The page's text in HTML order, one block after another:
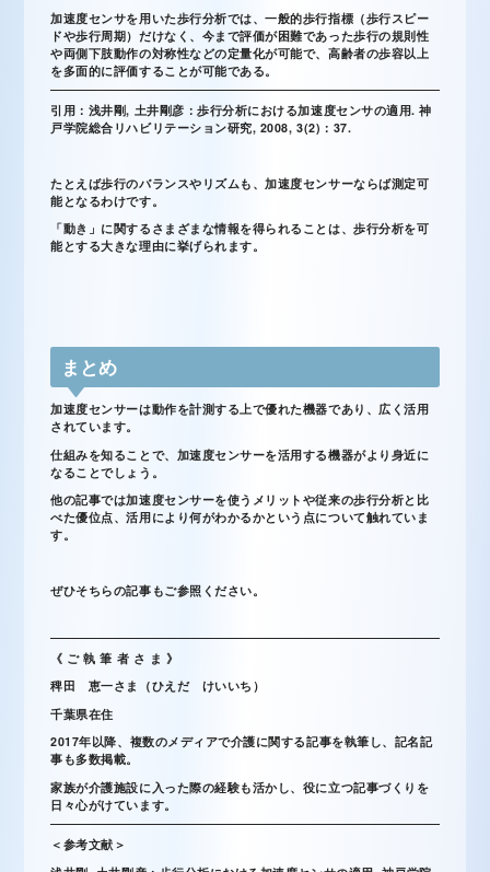
加速度センサを用いた歩行分析では、一般的歩行指標（歩行スピー
ドや歩行周期）だけなく、今まで評価が困難であった歩行の規則性
や両側下肢動作の対称性などの定量化が可能で、高齢者の歩容以上
を多面的に評価することが可能である。
引用：浅井剛, 土井剛彦：歩行分析における加速度センサの適用. 神
戸学院総合リハビリテーション研究, 2008, 3(2)：37.
たとえば歩行のバランスやリズムも、加速度センサーならば測定可
能となるわけです。
「動き」に関するさまざまな情報を得られることは、歩行分析を可
能とする大きな理由に挙げられます。
まとめ
加速度センサーは動作を計測する上で優れた機器であり、広く活用
されています。
仕組みを知ることで、加速度センサーを活用する機器がより身近に
なることでしょう。
他の記事では加速度センサーを使うメリットや従来の歩行分析と比
べた優位点、活用により何がわかるかという点について触れていま
す。
ぜひそちらの記事もご参照ください。
《 ご 執 筆 者 さ ま 》
稗田 恵一さま（ひえだ けいいち）
千葉県在住
2017年以降、複数のメディアで介護に関する記事を執筆し、記名記
事も多数掲載。
家族が介護施設に入った際の経験も活かし、役に立つ記事づくりを
日々心がけています。
＜参考文献＞